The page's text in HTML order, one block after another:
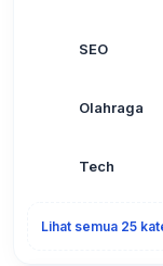
SEO
Olahraga
Tech